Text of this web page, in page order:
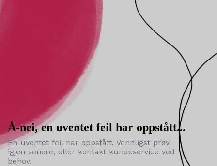
Å-nei, en uventet feil har oppstått...
En uventet feil har oppstått. Vennligst prøv
igjen senere, eller kontakt kundeservice ved
behov.